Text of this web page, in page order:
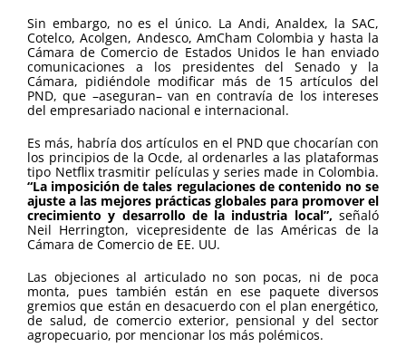
Sin embargo, no es el único. La Andi, Analdex, la SAC,
Cotelco, Acolgen, Andesco, AmCham Colombia y hasta la
Cámara de Comercio de Estados Unidos le han enviado
comunicaciones a los presidentes del Senado y la
Cámara, pidiéndole modificar más de 15 artículos del
PND, que –aseguran– van en contravía de los intereses
del empresariado nacional e internacional.
Es más, habría dos artículos en el PND que chocarían con
los principios de la Ocde, al ordenarles a las plataformas
tipo Netflix trasmitir películas y series made in Colombia.
“La imposición de tales regulaciones de contenido no se
ajuste a las mejores prácticas globales para promover el
crecimiento y desarrollo de la industria local”, señaló
Neil Herrington, vicepresidente de las Américas de la
Cámara de Comercio de EE. UU.
Las objeciones al articulado no son pocas, ni de poca
monta, pues también están en ese paquete diversos
gremios que están en desacuerdo con el plan energético,
de salud, de comercio exterior, pensional y del sector
agropecuario, por mencionar los más polémicos.